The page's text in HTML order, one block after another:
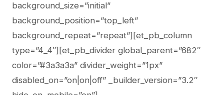
background_size=”initial”
background_position=”top_left”
background_repeat=”repeat”][et_pb_column
type=”4_4″][et_pb_divider global_parent=”682″
color=”#3a3a3a” divider_weight=”1px”
disabled_on=”on|on|off” _builder_version=”3.2″